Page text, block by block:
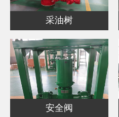
采油树
安全阀